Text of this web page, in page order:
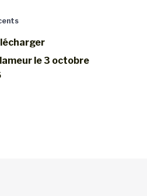
le 3 octobre